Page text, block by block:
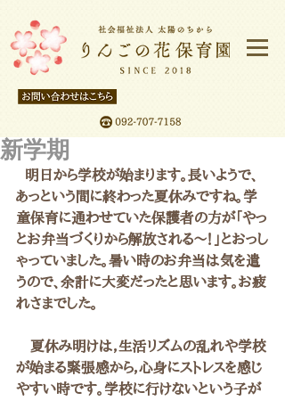
新学期
あっという間に終わった夏休みですね。学
童保育に通わせていた保護者の方が「やっ
とお弁当づくりから解放される～！」とおっし
ゃっていました。暑い時のお弁当は気を遣
うので、余計に大変だったと思います。お疲
れさまでした。
夏休み明けは，生活リズムの乱れや学校
が始まる緊張感から，心身にストレスを感じ
やすい時です。学校に行けないという子が